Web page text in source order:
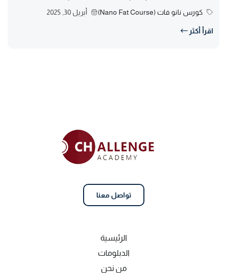
كورس نانو فات (Nano Fat Course) أبريل 30, 2025
اقرأ أكثر
تواصل معنا
الرئيسية
الدبلومات
من نحن